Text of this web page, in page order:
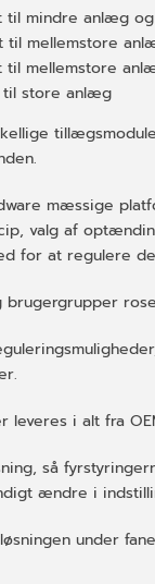
mindre anlæg
mellemstore
mellemstore
til store anlæg
mæssige
valg af
for at regulere
brugergrupper
leveres i alt fra
så
ændre i
under